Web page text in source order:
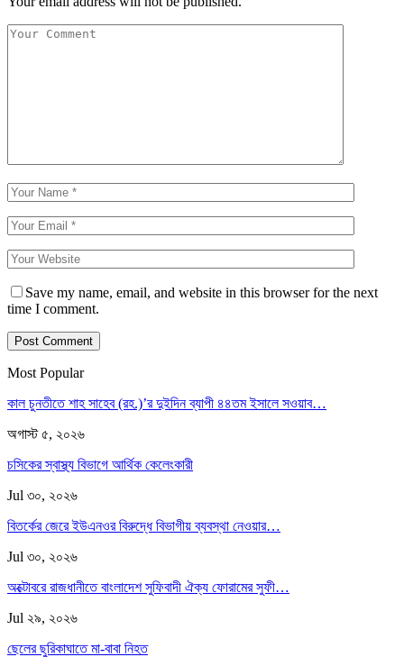
Save my name, email, and website in this browser for the next
time I comment.
Most Popular
কাল চুনতীতে শাহ সাহেব (রহ.)’র দুইদিন ব্যাপী ৪৪তম ইসালে সওয়াব…
অগাস্ট ৫, ২০২৬
চসিকের স্বাস্থ্য বিভাগে আর্থিক কেলেংকারী
Jul ৩০, ২০২৬
বিতর্কের জেরে ইউএনওর বিরুদ্ধে বিভাগীয় ব্যবস্থা নেওয়ার…
Jul ৩০, ২০২৬
অক্টোবরে রাজধানীতে বাংলাদেশ সুফিবাদী ঐক্য ফোরামের সুফী…
Jul ২৯, ২০২৬
ছেলের ছুরিকাঘাতে মা-বাবা নিহত